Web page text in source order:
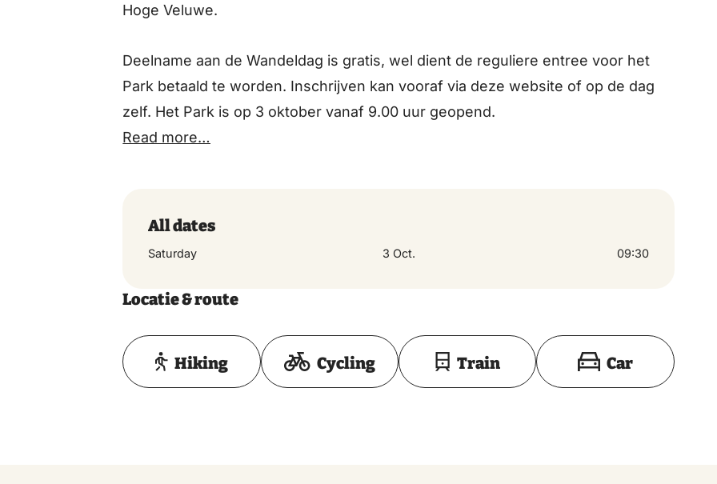
Hoge Veluwe.
Deelname aan de Wandeldag is gratis, wel dient de reguliere entree voor het
Park betaald te worden. Inschrijven kan vooraf via deze website of op de dag
zelf. Het Park is op 3 oktober vanaf 9.00 uur geopend.
Read more…
All dates
Saturday 3 Oct. 09:30
Locatie & route
Toon op kaart
Hiking Cycling Train Car